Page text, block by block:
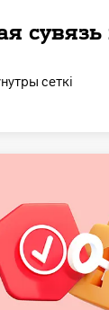
сувязь
сеткі